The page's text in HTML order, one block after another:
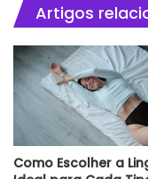
Artigos
Como Escolher a